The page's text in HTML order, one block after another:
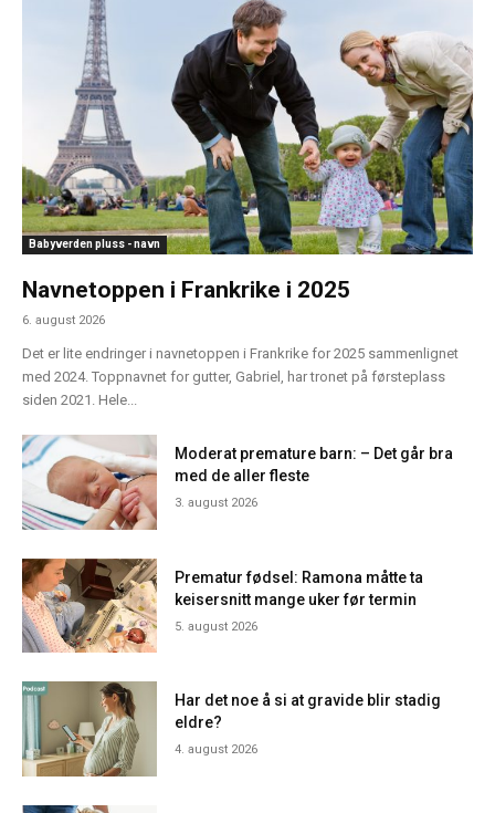
Babyverden pluss - navn
Navnetoppen i Frankrike i 2025
6. august 2026
Det er lite endringer i navnetoppen i Frankrike for 2025 sammenlignet
med 2024. Toppnavnet for gutter, Gabriel, har tronet på førsteplass
siden 2021. Hele...
Moderat premature barn: – Det går bra
med de aller fleste
3. august 2026
Prematur fødsel: Ramona måtte ta
keisersnitt mange uker før termin
5. august 2026
Har det noe å si at gravide blir stadig
eldre?
4. august 2026